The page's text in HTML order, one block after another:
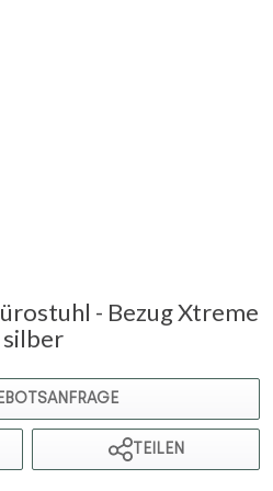
- Bezug Xtreme
silber
TEILEN